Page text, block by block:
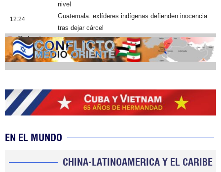
nivel
12:24
Guatemala: exlíderes indígenas defienden inocencia
tras dejar cárcel
Cobertura
EN EL MUNDO
CHINA-LATINOAMERICA Y EL CARIBE